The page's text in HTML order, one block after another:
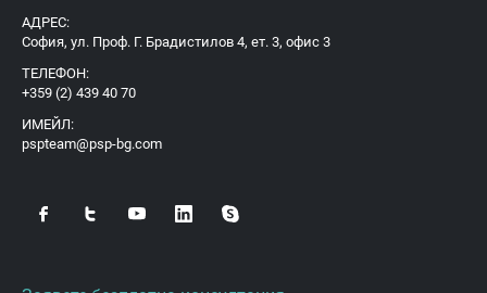
АДРЕС:
София, ул. Проф. Г. Брадистилов 4, ет. 3, офис 3
ТЕЛЕФОН:
+359 (2) 439 40 70
ИМЕЙЛ:
pspteam@psp-bg.com